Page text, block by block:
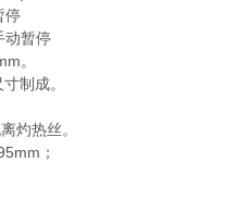
停
动暂停
。
制成。
灼热丝。
；